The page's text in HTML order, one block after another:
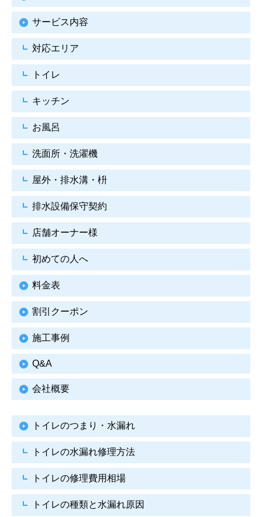
サービス内容
対応エリア
トイレ
キッチン
お風呂
洗面所・洗濯機
屋外・排水溝・枡
排水設備保守契約
店舗オーナー様
初めての人へ
料金表
割引クーポン
施工事例
Q&A
会社概要
トイレのつまり・水漏れ
トイレの水漏れ修理方法
トイレの修理費用相場
トイレの種類と水漏れ原因